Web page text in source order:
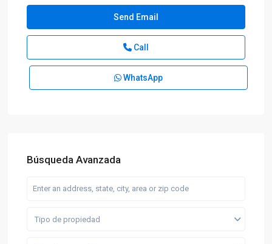
Call
WhatsApp
Búsqueda Avanzada
Tipo de propiedad